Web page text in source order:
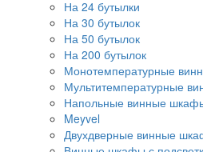
На 24 бутылки
На 30 бутылок
На 50 бутылок
На 200 бутылок
Монотемпературные
Мультитемпературные
Напольные винные
Meyvel
Двухдверные винные